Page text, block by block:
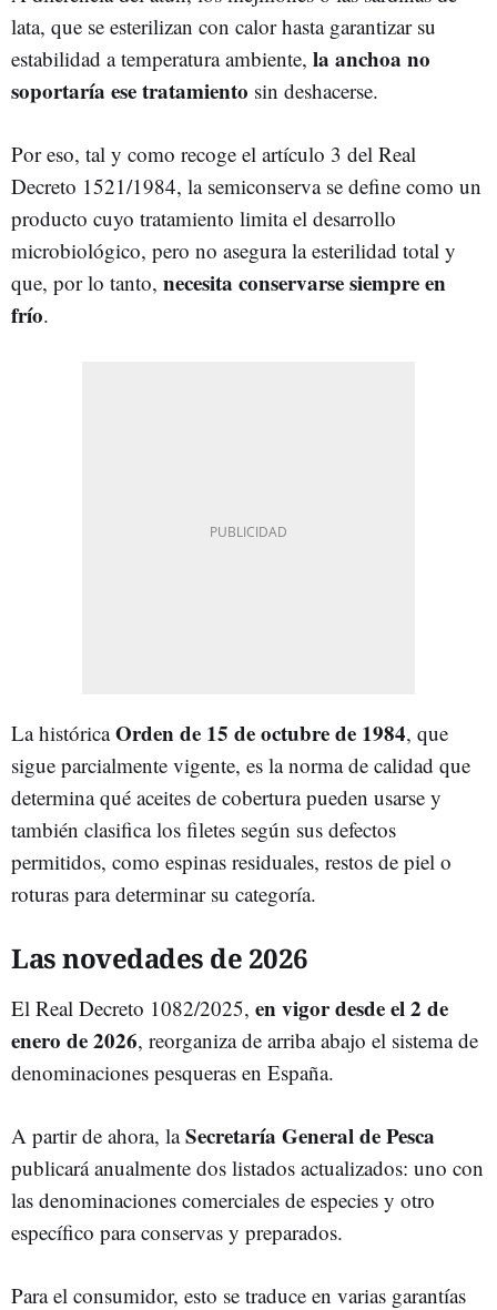
lata, que se esterilizan con calor hasta garantizar su
estabilidad a temperatura ambiente, la anchoa no
soportaría ese tratamiento sin deshacerse.
Por eso, tal y como recoge el artículo 3 del Real
Decreto 1521/1984, la semiconserva se define como un
producto cuyo tratamiento limita el desarrollo
microbiológico, pero no asegura la esterilidad total y
que, por lo tanto, necesita conservarse siempre en
frío.
La históricaOrden de 15 de octubre de 1984, que
sigue parcialmente vigente, es la norma de calidad que
determina qué aceites de cobertura pueden usarse y
también clasifica los filetes según sus defectos
permitidos, como espinas residuales, restos de piel o
roturas para determinar su categoría.
Las novedades de 2026
El Real Decreto 1082/2025, en vigor desde el 2 de
enero de 2026, reorganiza de arriba abajo el sistema de
denominaciones pesqueras en España.
A partir de ahora, laSecretaría General de Pesca
publicará anualmente dos listados actualizados: uno con
las denominaciones comerciales de especies y otro
específico para conservas y preparados.
Para el consumidor, esto se traduce en varias garantías